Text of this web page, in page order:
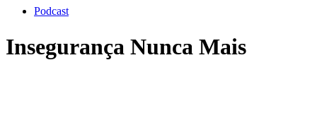
Podcast
Insegurança Nunca Mais